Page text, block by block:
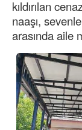
kıldırılan
naaşı,
arasında aile